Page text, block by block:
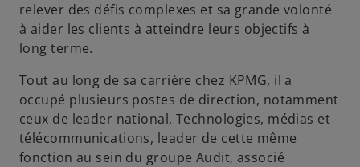
relever des défis complexes et sa grande volonté
à aider les clients à atteindre leurs objectifs à
long terme.
Tout au long de sa carrière chez KPMG, il a
occupé plusieurs postes de direction, notamment
ceux de leader national, Technologies, médias et
télécommunications, leader de cette même
fonction au sein du groupe Audit, associé